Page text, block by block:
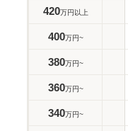
420万円以上
400万円~
380万円~
360万円~
340万円~